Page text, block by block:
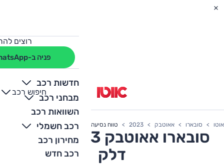
רוצים
פניה ב-WhatsApp
חדשות רכב
מבחני רכב
השוואות רכב
רכב חשמלי
מחירון רכב
רכב חדש
חיפוש רכב
+
-
אוטו סובארו אאוטבק 2023 טווח נסיעה
סובארו אאוטבק
2023 צריכת
דלק